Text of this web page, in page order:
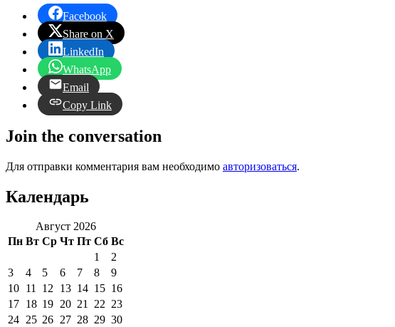
Facebook
Share on X
LinkedIn
WhatsApp
Email
Copy Link
Join the conversation
Для отправки комментария вам необходимо авторизоваться.
Календарь
Август 2026
Пн Вт Ср Чт Пт Сб Вс
1
2
3
4 5 6 7 8
9
10 11 12 13 14 15 16
17 18 19 20 21 22 23
24 25 26 27 28 29 30